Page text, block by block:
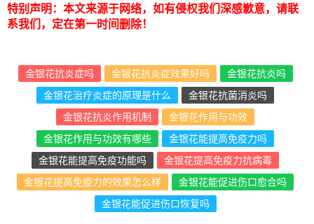
特别声明：本文来源于网络，如有侵权我们深感歉意，请联
系我们，定在第一时间删除！
金银花抗炎症吗 金银花抗炎症效果好吗
金银花抗炎吗
金银花治疗炎症的原理是什么
金银花抗菌消炎吗
金银花抗炎作用机制
金银花作用与功效
金银花作用与功效有哪些
金银花能提高免疫力吗
金银花能提高免疫功能吗
金银花提高免疫力抗病毒
金银花提高免疫力的效果怎么样
金银花能促进伤口愈合吗
金银花能促进伤口恢复吗